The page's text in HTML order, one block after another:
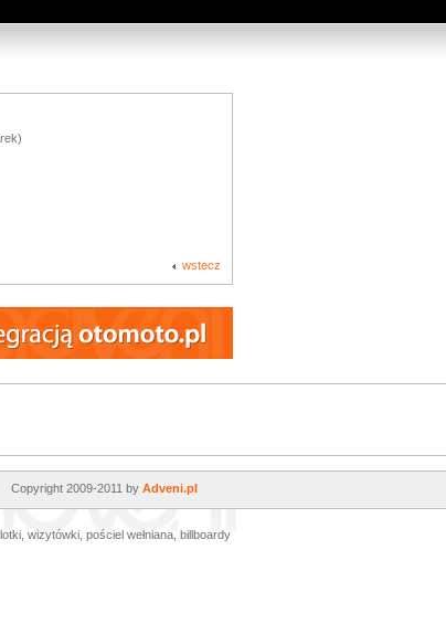
wstecz
Copyright 2009-2011 by Adveni.pl
wizytówki, pościel wełniana , billboardy